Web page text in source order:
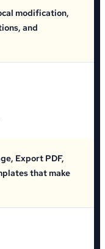
modification,
and
Export PDF,
that make